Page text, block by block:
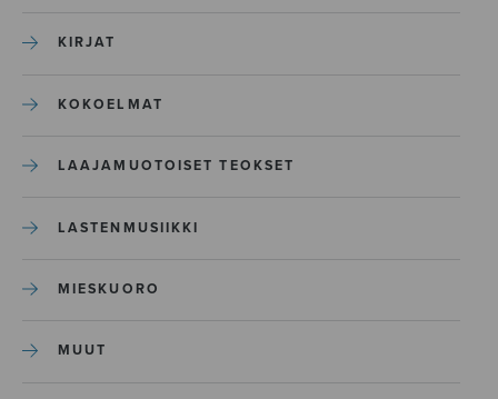
KIRJAT
KOKOELMAT
LAAJAMUOTOISET TEOKSET
LASTENMUSIIKKI
MIESKUORO
MUUT